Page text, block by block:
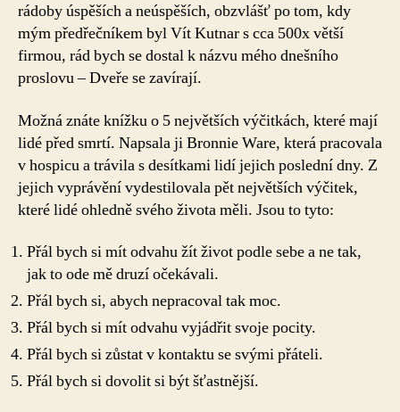
rádoby úspěších a neúspěších, obzvlášť po tom, kdy
mým předřečníkem byl Vít Kutnar s cca 500x větší
firmou, rád bych se dostal k názvu mého dnešního
proslovu – Dveře se zavírají.
Možná znáte knížku o 5 největších výčitkách, které mají
lidé před smrtí. Napsala ji Bronnie Ware, která pracovala
v hospicu a trávila s desítkami lidí jejich poslední dny. Z
jejich vyprávění vydestilovala pět největších výčitek,
které lidé ohledně svého života měli. Jsou to tyto:
Přál bych si mít odvahu žít život podle sebe a ne tak,
jak to ode mě druzí očekávali.
Přál bych si, abych nepracoval tak moc.
Přál bych si mít odvahu vyjádřit svoje pocity.
Přál bych si zůstat v kontaktu se svými přáteli.
Přál bych si dovolit si být šťastnější.